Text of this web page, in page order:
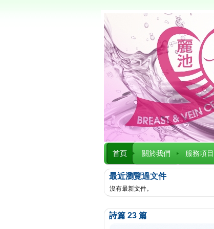
首頁 關於我們 服務項目
最近瀏覽過文件
沒有最新文件。
詩篇 23 篇